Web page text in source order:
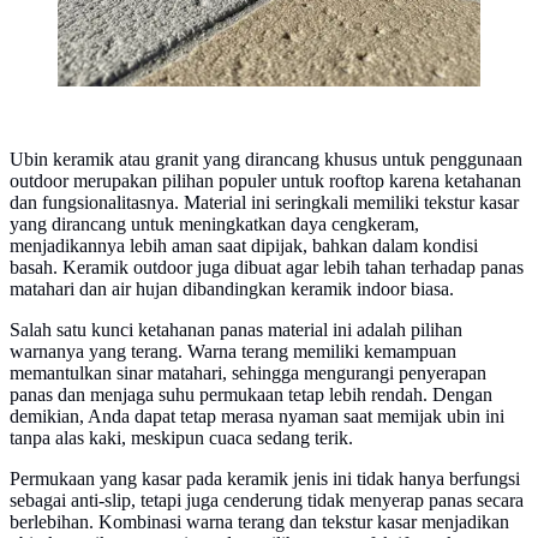
Ubin keramik atau granit yang dirancang khusus untuk penggunaan
outdoor merupakan pilihan populer untuk rooftop karena ketahanan
dan fungsionalitasnya. Material ini seringkali memiliki tekstur kasar
yang dirancang untuk meningkatkan daya cengkeram,
menjadikannya lebih aman saat dipijak, bahkan dalam kondisi
basah. Keramik outdoor juga dibuat agar lebih tahan terhadap panas
matahari dan air hujan dibandingkan keramik indoor biasa.
Salah satu kunci ketahanan panas material ini adalah pilihan
warnanya yang terang. Warna terang memiliki kemampuan
memantulkan sinar matahari, sehingga mengurangi penyerapan
panas dan menjaga suhu permukaan tetap lebih rendah. Dengan
demikian, Anda dapat tetap merasa nyaman saat memijak ubin ini
tanpa alas kaki, meskipun cuaca sedang terik.
Permukaan yang kasar pada keramik jenis ini tidak hanya berfungsi
sebagai anti-slip, tetapi juga cenderung tidak menyerap panas secara
berlebihan. Kombinasi warna terang dan tekstur kasar menjadikan